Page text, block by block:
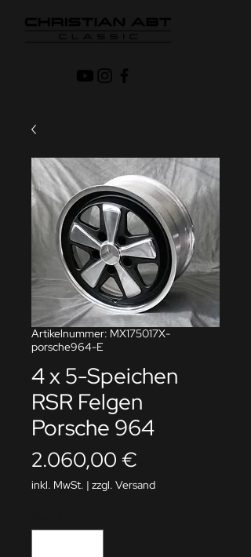
Artikelnummer: MX175017X-
porsche964-E
4 x 5-Speichen
RSR Felgen
Porsche 964
2.060,00 €
inkl. MwSt. | zzgl. Versand